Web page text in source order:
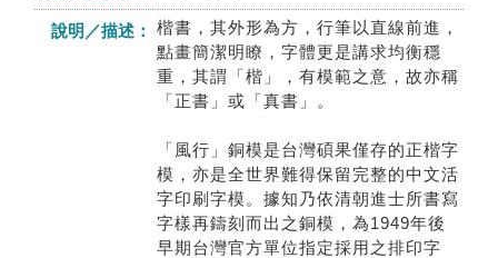
說明／描述：
楷書，其外形為方，行筆以直線前進，
點畫簡潔明瞭，字體更是講求均衡穩
重，其謂「楷」，有模範之意，故亦稱
「正書」或「真書」。
「風行」銅模是台灣碩果僅存的正楷字
模，亦是全世界難得保留完整的中文活
字印刷字模。據知乃依清朝進士所書寫
字樣再鑄刻而出之銅模，為1949年後
早期台灣官方單位指定採用之排印字